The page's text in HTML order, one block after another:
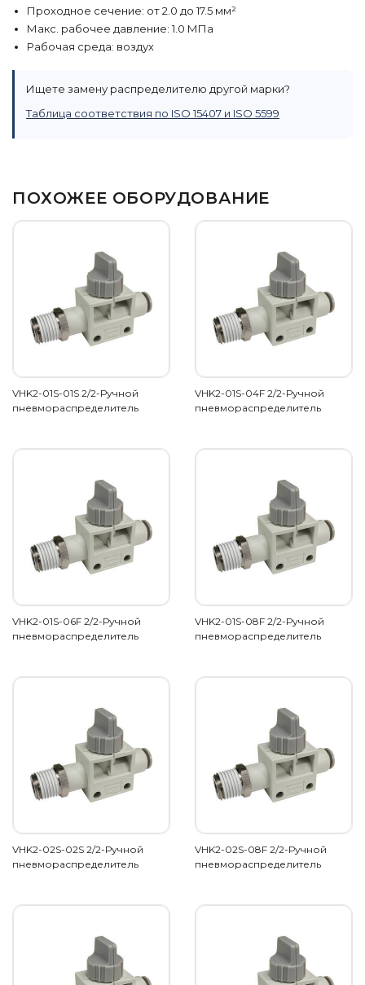
Проходное сечение: от 2.0 до 17.5 мм²
Макс. рабочее давление: 1.0 МПа
Рабочая среда: воздух
Ищете замену распределителю другой марки?
Таблица соответствия по ISO 15407 и ISO 5599
ПОХОЖЕЕ ОБОРУДОВАНИЕ
VHK2-01S-01S 2/2-Ручной
пневмораспределитель
VHK2-01S-04F 2/2-Ручной
пневмораспределитель
VHK2-01S-06F 2/2-Ручной
пневмораспределитель
VHK2-01S-08F 2/2-Ручной
пневмораспределитель
VHK2-02S-02S 2/2-Ручной
пневмораспределитель
VHK2-02S-08F 2/2-Ручной
пневмораспределитель